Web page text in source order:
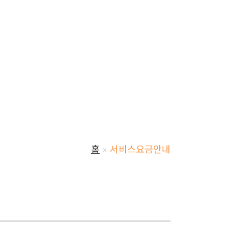
홈 서비스요금안내